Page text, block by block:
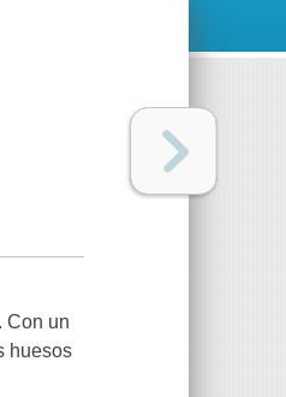
Con un
huesos